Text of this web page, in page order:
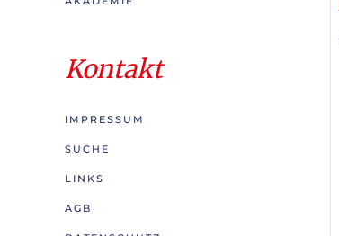
Kontakt
IMPRESSUM
SUCHE
LINKS
AGB